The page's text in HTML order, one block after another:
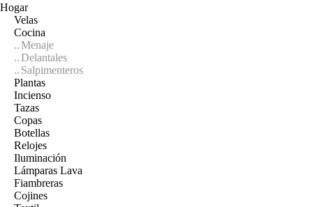
Hogar
Velas
Cocina
Menaje
Delantales
Salpimenteros
Plantas
Incienso
Tazas
Copas
Botellas
Relojes
Iluminación
Lámparas Lava
Fiambreras
Cojines